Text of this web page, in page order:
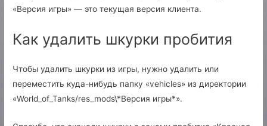
«Версия игры» — это текущая версия клиента.
Как удалить шкурки пробития
Чтобы удалить шкурки из игры, нужно удалить или
переместить куда-нибудь папку «vehicles» из директории
«World_of_Tanks/res_mods\*Версия игры*».